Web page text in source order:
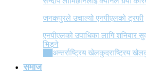
जनकपुरले उचाल्यो एनपीएलको ट्रफी
एनपीएलको उपाधिका लागि शनिबार
भिड्ने
अन्तर्राष्ट्रिय खेलकुदराष्ट्रिय
समाज